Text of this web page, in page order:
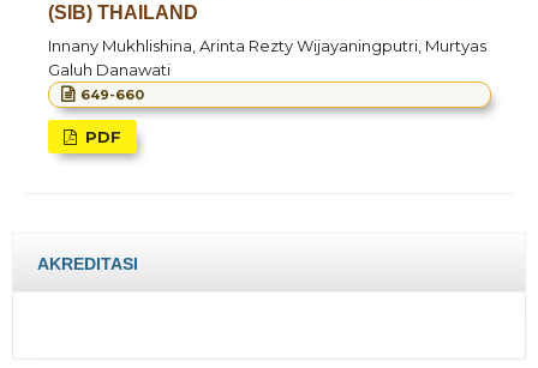
(SIB) THAILAND
Innany Mukhlishina, Arinta Rezty Wijayaningputri, Murtyas
Galuh Danawati
649-660
PDF
AKREDITASI